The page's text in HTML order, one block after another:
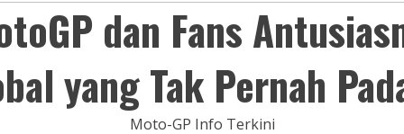
dan Fans
yang Tak Pernah
Moto-GP Info Terkini